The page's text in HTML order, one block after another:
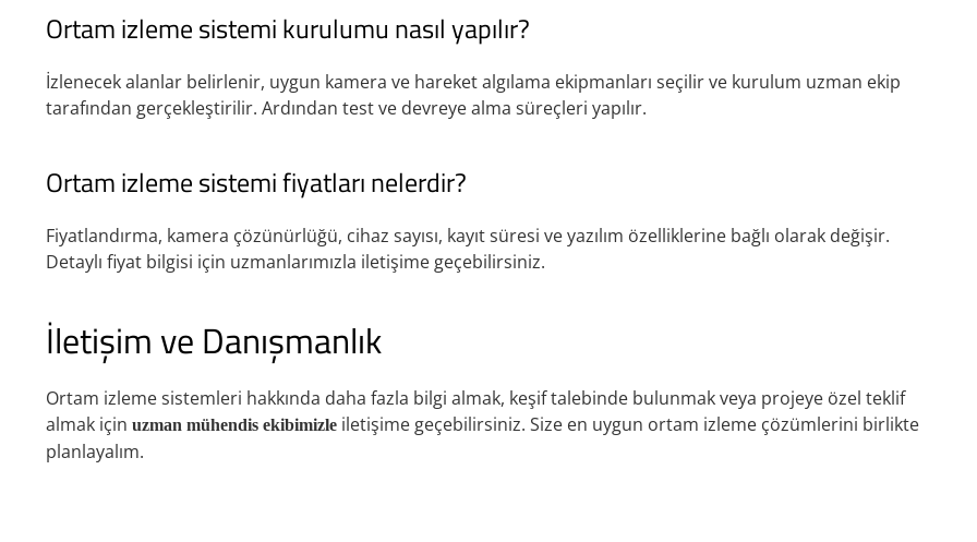
Ortam izleme sistemi kurulumu nasıl yapılır?
İzlenecek alanlar belirlenir, uygun kamera ve hareket algılama ekipmanları seçilir ve kurulum uzman ekip
tarafından gerçekleştirilir. Ardından test ve devreye alma süreçleri yapılır.
Ortam izleme sistemi fiyatları nelerdir?
Fiyatlandırma, kamera çözünürlüğü, cihaz sayısı, kayıt süresi ve yazılım özelliklerine bağlı olarak değişir.
Detaylı fiyat bilgisi için uzmanlarımızla iletişime geçebilirsiniz.
İletişim ve Danışmanlık
Ortam izleme sistemleri hakkında daha fazla bilgi almak, keşif talebinde bulunmak veya projeye özel teklif
almak için uzman mühendis ekibimizle iletişime geçebilirsiniz. Size en uygun ortam izleme çözümlerini birlikte
planlayalım.